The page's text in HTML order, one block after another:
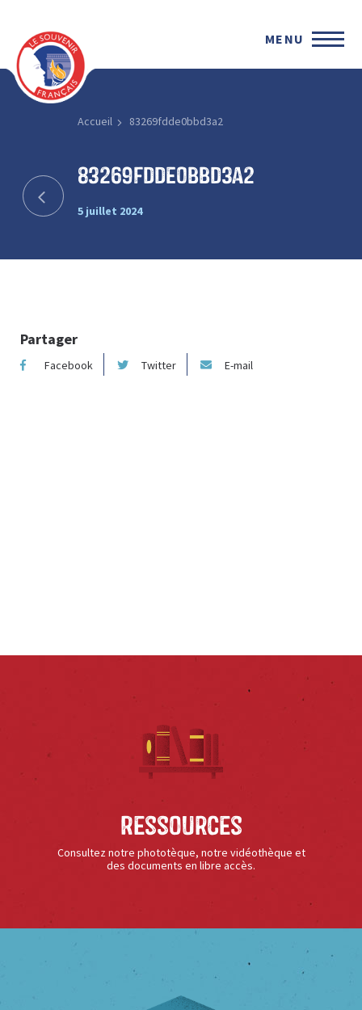
MENU
Accueil 83269fdde0bbd3a2
83269fdde0bbd3a2
5 juillet 2024
Partager
Facebook Twitter E-mail
Ressources
Consultez notre phototèque, notre vidéothèque et
des documents en libre accès.